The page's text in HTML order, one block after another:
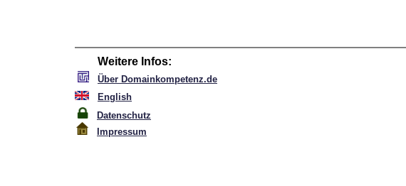
Weitere Infos:
Über Domainkompetenz.de
English
Datenschutz
Impressum